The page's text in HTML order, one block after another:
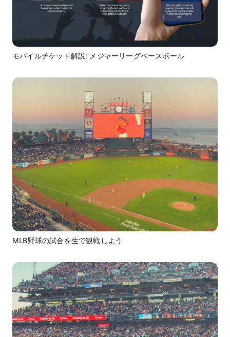
モバイルチケット解説: メジャーリーグベースボール
MLB野球の試合を生で観戦しよう